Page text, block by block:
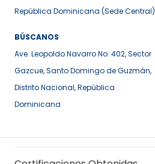
República Dominicana (Sede Central)
BÚSCANOS
Ave. Leopoldo Navarro No. 402, Sector
Gazcue, Santo Domingo de Guzmán,
Distrito Nacional, República
Dominicana